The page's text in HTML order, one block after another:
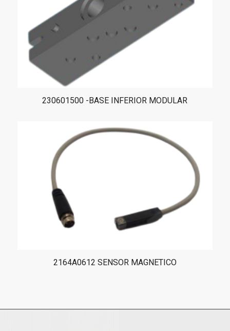
230601500 -BASE INFERIOR MODULAR
2164A0612 SENSOR MAGNETICO